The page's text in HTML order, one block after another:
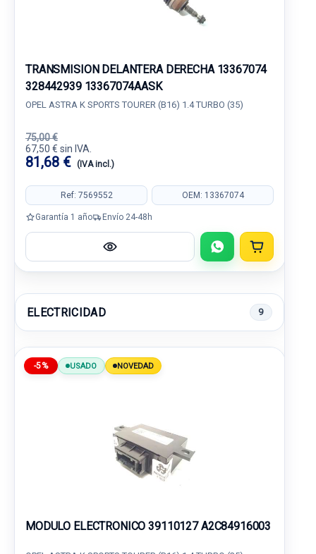
TRANSMISION DELANTERA DERECHA 13367074
328442939 13367074AASK
OPEL ASTRA K SPORTS TOURER (B16) 1.4 TURBO (35)
75,00 €
67,50 € sin IVA.
81,68 € (IVA incl.)
Ref: 7569552 OEM: 13367074
Garantía 1 año Envío 24-48h
ELECTRICIDAD 9
-5% USADO NOVEDAD
MODULO ELECTRONICO 39110127 A2C84916003